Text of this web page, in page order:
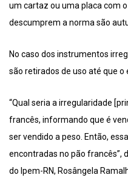
um cartaz ou uma placa com
descumprem a norma são
No caso dos instrumentos
são retirados de uso até que
“Qual seria a irregularidade
francês, informando que é
ser vendido a peso. Então,
encontradas no pão francês”,
do Ipem-RN, Rosângela